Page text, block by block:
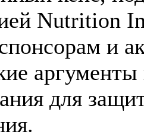
Nutrition
и
для